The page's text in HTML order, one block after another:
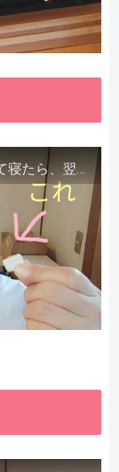
腎臓（腰）に「まるくん」を貼って寝たら、翌朝めちゃ楽でびっくりしました。腎臓叩いても痛くない！【お客様の声を試してみた】